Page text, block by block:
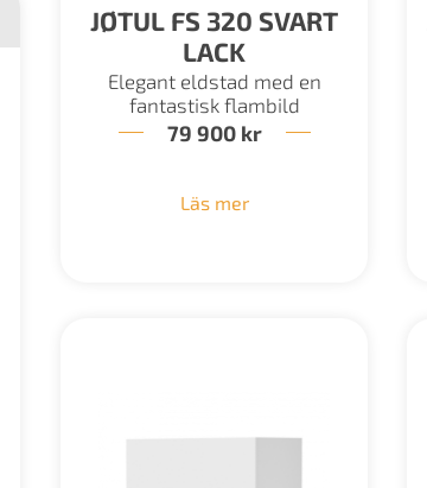
JØTUL FS 320 SVART
LACK
Elegant eldstad med en
fantastisk flambild
79 900 kr
Läs mer